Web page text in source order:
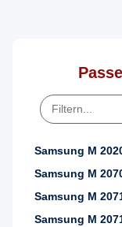
Samsung M
Samsung M
Samsung M
Samsung M